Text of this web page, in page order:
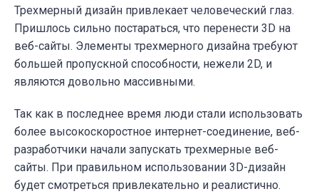
Трехмерный дизайн привлекает человеческий глаз.
Пришлось сильно постараться, что перенести 3D на
веб-сайты. Элементы трехмерного дизайна требуют
большей пропускной способности, нежели 2D, и
являются довольно массивными.
Так как в последнее время люди стали использовать
более высокоскоростное интернет-соединение, веб-
разработчики начали запускать трехмерные веб-
сайты. При правильном использовании 3D-дизайн
будет смотреться привлекательно и реалистично.